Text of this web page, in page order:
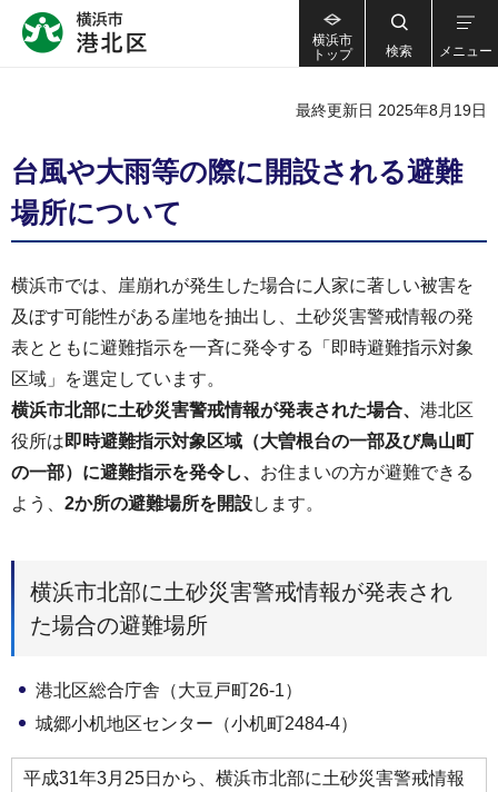
横浜市
トップ
検索 メニュー
最終更新日 2025年8月19日
台風や大雨等の際に開設される避難
場所について
横浜市では、崖崩れが発生した場合に人家に著しい被害を
及ぼす可能性がある崖地を抽出し、土砂災害警戒情報の発
表とともに避難指示を一斉に発令する「即時避難指示対象
区域」を選定しています。
横浜市北部に土砂災害警戒情報が発表された場合、 港北区
役所は 即時避難指示対象区域（大曽根台の一部及び鳥山町
の一部）に避難指示を発令し、 お住まいの方が避難できる
よう、 2か所の避難場所を開設します。
横浜市北部に土砂災害警戒情報が発表され
た場合の避難場所
港北区総合庁舎（大豆戸町26-1）
城郷小机地区センター（小机町2484-4）
平成31年3月25日から、横浜市北部に土砂災害警戒情報